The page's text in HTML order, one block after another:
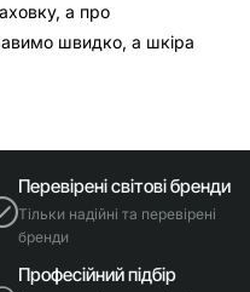
а про
швидко, а шкіра
Перевірені світові бренди
Тільки надійні та перевірені
бренди
Професійний підбір